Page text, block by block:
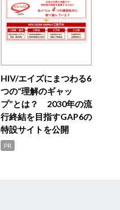
HIV/エイズにまつわる6
つの“理解のギャッ
プ”とは？ 2030年の流
行終結を目指すGAP6の
特設サイトを公開
PR